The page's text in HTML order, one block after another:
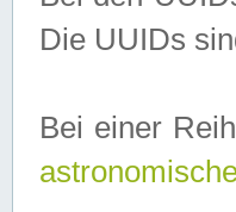
Die UUIDs
Bei einer